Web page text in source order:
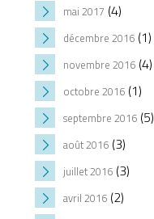
mai 2017 (4)
décembre 2016(1)
novembre 2016(4)
octobre 2016(1)
septembre 2016(5)
août 2016(3)
juillet 2016(3)
avril 2016(2)